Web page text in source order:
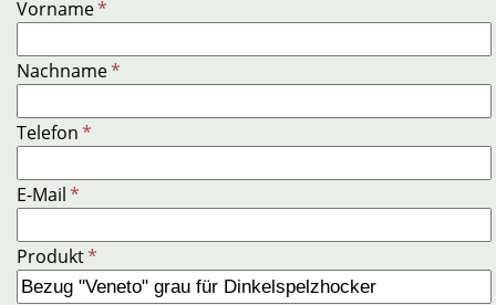
Vorname*
Nachname*
Telefon*
E-Mail*
Produkt*